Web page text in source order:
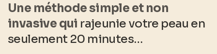
Une méthode simple et non
invasive qui rajeunie votre peau en
seulement 20 minutes…